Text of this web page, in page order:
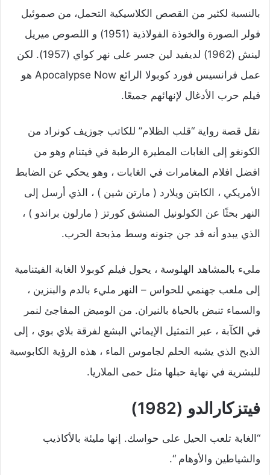
بالنسبة لكثير من القصص الكلاسيكية التحمل، من صموئيل
فولر الصورة والخوذة الفولاذية (1951) و اللصوص ميريل
لينش (1962) لديفيد لين جسر على نهر كواي (1957). لكن
عمل فرانسيس فورد كوبولا الرائع Apocalypse Now هو
فيلم حرب الأدغال لإنهائهم جميعًا.
نقل قصة رواية “قلب الظلام” للكاتب جوزيف كونراد من
الكونغو إلى الغابات المطيرة الرطبة في فيتنام وهو من
افضل افلام المغامرات في الغابات ، وهو يحكي عن الضابط
الأمريكي ، الكابتن ويلارد ( مارتن شين ) ، الذي أرسل إلى
النهر بحثًا عن الكولونيل المنشق كورتز ( مارلون براندو ) ،
الذي يبدو أنه قد جن جنونه وسط مذبحة الحرب.
مليء بالمشاهد الهلوسة ، يحول فيلم كوبولا الغابة الفيتنامية
إلى ملعب جهنمي للحواس – النهر مليء بالدم والبنزين ،
والسماء تنبض بالحياة بالنيران. من الوميض المفاجئ لنمر
في الكآبة ، عبر التمثيل الإيمائي البشع لفرقة بلاي بوي ، إلى
الذبح الذي يشبه الحلم لجاموس الماء ، هذه الرؤية الكابوسية
للبشرية في نهاية حبلها مثل حمى الملاريا.
فيتزكارالدو (1982)
“الغابة تلعب الحيل على حواسك. إنها مليئة بالأكاذيب
والشياطين والأوهام “.